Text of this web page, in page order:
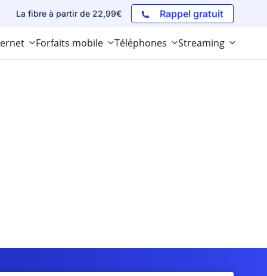
La fibre à partir de 22,99€ Rappel gratuit
Forfaits mobile Téléphones Streaming